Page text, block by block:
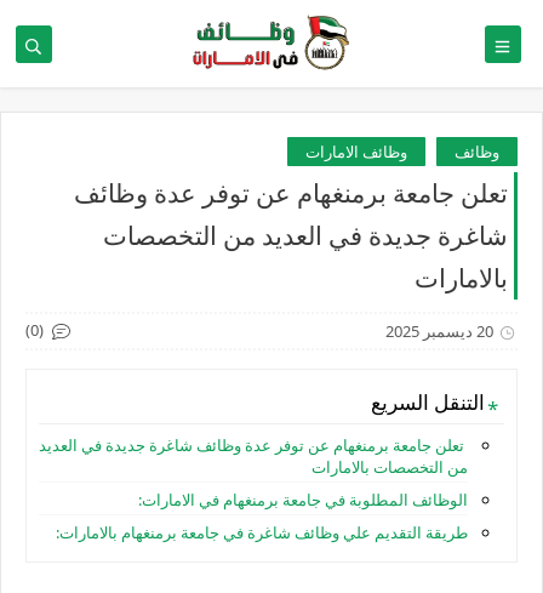
وظائف وظائف الامارات
تعلن جامعة برمنغهام عن توفر عدة وظائف
شاغرة جديدة في العديد من التخصصات
بالامارات
20 ديسمبر 2025 (0)
التنقل السريع
تعلن جامعة برمنغهام عن توفر عدة وظائف شاغرة جديدة في العديد
من التخصصات بالامارات
الوظائف المطلوبة في ‏جامعة برمنغهام في الامارات:
طريقة التقديم علي وظائف شاغرة في جامعة برمنغهام بالامارات: